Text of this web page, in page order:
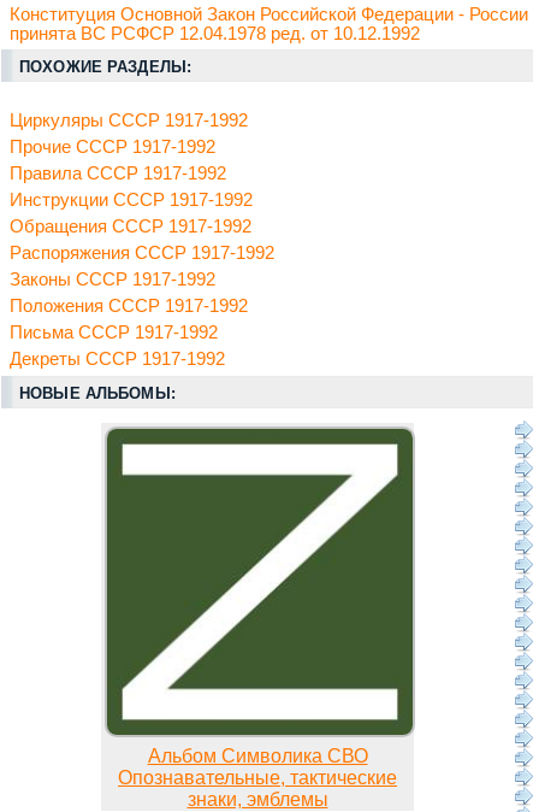
Конституция Основной Закон Российской Федерации - России
принята ВС РСФСР 12.04.1978 ред. от 10.12.1992
ПОХОЖИЕ РАЗДЕЛЫ:
Циркуляры СССР 1917-1992
Прочие СССР 1917-1992
Правила СССР 1917-1992
Инструкции СССР 1917-1992
Обращения СССР 1917-1992
Распоряжения СССР 1917-1992
Законы СССР 1917-1992
Положения СССР 1917-1992
Письма СССР 1917-1992
Декреты СССР 1917-1992
НОВЫЕ АЛЬБОМЫ:
Альбом Символика СВО
Опознавательные, тактические
знаки, эмблемы